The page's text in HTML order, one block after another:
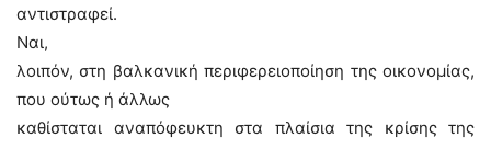
αντιστραφεί.
Ναι,
λοιπόν, στη βαλκανική περιφερειοποίηση της οικονομίας,
που ούτως ή άλλως
καθίσταται αναπόφευκτη στα πλαίσια της κρίσης της